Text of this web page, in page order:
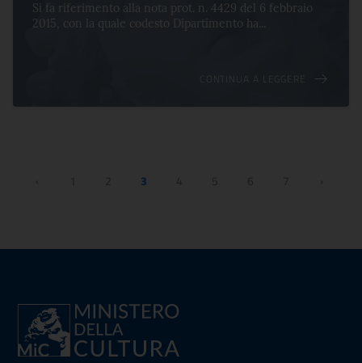
Si fa riferimento alla nota prot. n. 4429 del 6 febbraio
2015, con la quale codesto Dipartimento ha...
CONTINUA A LEGGERE
1 2 3 4